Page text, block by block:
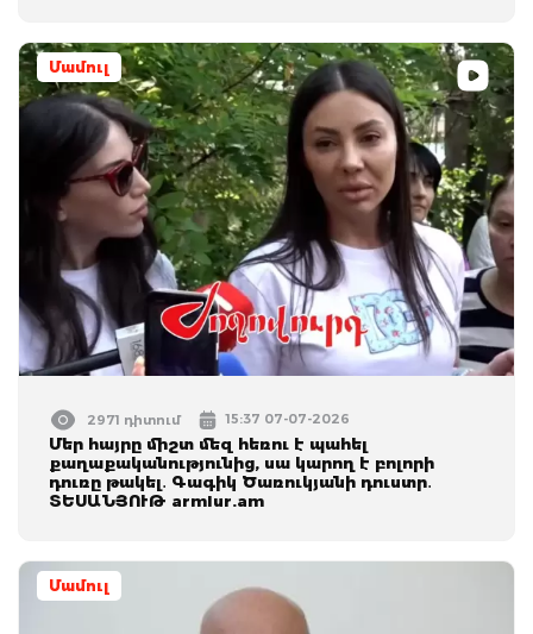
Մամուլ
2971 դիտում 15:37 07-07-2026
Մեր հայրը միշտ մեզ հեռու է պահել
քաղաքականությունից, սա կարող է բոլորի
դուռը թակել․ Գագիկ Ծառուկյանի դուստր․
ՏԵՍԱՆՅՈՒԹ armlur.am
Մամուլ